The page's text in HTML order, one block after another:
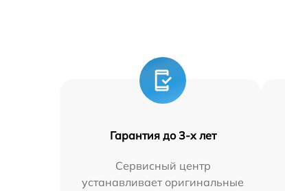
Гарантия до 3-х лет
Сервисный центр
устанавливает оригинальные